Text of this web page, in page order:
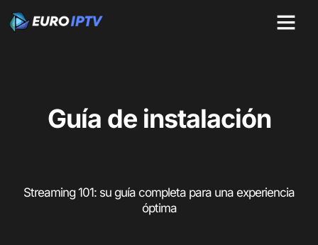
Guía de instalación
Streaming 101: su guía completa para una experiencia
óptima​